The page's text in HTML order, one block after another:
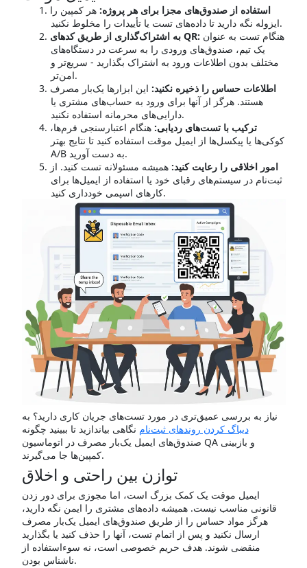
استفاده از صندوق‌های مجزا برای هر پروژه: هر کمپین را
ایزوله نگه دارید تا داده‌های تست یا تأییدات را مخلوط نکنید.
به اشتراک‌گذاری از طریق کدهای QR:
یک تیم، صندوق‌های ورودی را به سرعت در دستگاه‌های
مختلف بدون اطلاعات ورود به اشتراک بگذارید - سریع‌تر و
امن‌تر.
اطلاعات حساس را ذخیره نکنید: این ابزارها یک‌بار مصرف
هستند. هرگز از آنها برای ورود به حساب‌های مشتری یا
دارایی‌های محرمانه استفاده نکنید.
ترکیب با تست‌های ردیابی: هنگام اعتبارسنجی فرم‌ها،
کوکی‌ها یا پیکسل‌ها از ایمیل موقت استفاده کنید تا نتایج بهتر
A/B به دست آورید.
امور اخلاقی را رعایت کنید: همیشه مسئولانه تست کنید. از
ثبت‌نام در سیستم‌های رقبای خود یا استفاده از ایمیل‌ها برای
کارهای اسپمی خودداری کنید.
نیاز به بررسی عمیق‌تری در مورد تست‌های جریان کاری دارید؟ به
دیباگ کردن روندهای ثبت‌نام نگاهی بیاندازید تا ببینید چگونه
صندوق‌های ایمیل یک‌بار مصرف در اتوماسیون QA و بازبینی
کمپین‌ها جا می‌گیرند.
توازن بین راحتی و اخلاق
ایمیل موقت یک کمک بزرگ است، اما مجوزی برای دور زدن
قانونی مناسب نیست. همیشه داده‌های مشتری را ایمن نگه دارید،
هرگز مواد حساس را از طریق صندوق‌های ایمیل یک‌بار مصرف
ارسال نکنید و پس از اتمام تست، آنها را حذف کنید یا بگذارید
منقضی شوند. هدف حریم خصوصی است، نه سوءاستفاده از
ناشناس بودن.